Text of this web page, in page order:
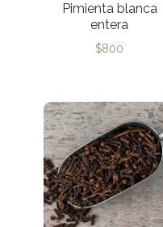
Pimienta blanca
entera
$800